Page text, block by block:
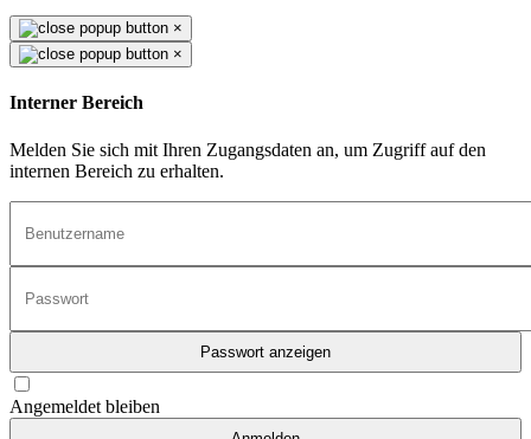
×
×
Interner Bereich
Melden Sie sich mit Ihren Zugangsdaten an, um Zugriff auf den
internen Bereich zu erhalten.
Passwort anzeigen
Angemeldet bleiben